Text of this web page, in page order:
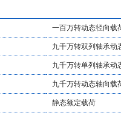
一百万转动态径向载
九千万转双列轴承动
九千万转单列轴承动
九千万转动态轴向载
静态额定载荷